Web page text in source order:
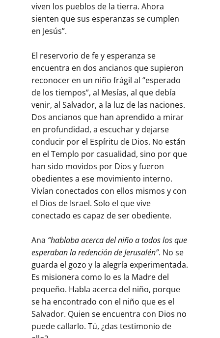
viven los pueblos de la tierra. Ahora
sienten que sus esperanzas se cumplen
en Jesús”.
El reservorio de fe y esperanza se
encuentra en dos ancianos que supieron
reconocer en un niño frágil al “esperado
de los tiempos”, al Mesías, al que debía
venir, al Salvador, a la luz de las naciones.
Dos ancianos que han aprendido a mirar
en profundidad, a escuchar y dejarse
conducir por el Espíritu de Dios. No están
en el Templo por casualidad, sino por que
han sido movidos por Dios y fueron
obedientes a ese movimiento interno.
Vivían conectados con ellos mismos y con
el Dios de Israel. Solo el que vive
conectado es capaz de ser obediente.
Ana “hablaba acerca del niño a todos los que
esperaban la redención de Jerusalén”. No se
guarda el gozo y la alegría experimentada.
Es misionera como lo es la Madre del
pequeño. Habla acerca del niño, porque
se ha encontrado con el niño que es el
Salvador. Quien se encuentra con Dios no
puede callarlo. Tú, ¿das testimonio de